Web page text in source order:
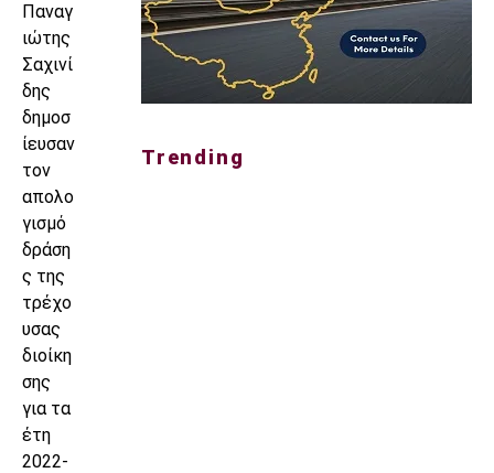
Παναγ
ιώτης
Σαχινί
δης
δημοσ
ίευσαν
τον
απολο
γισμό
δράση
ς της
τρέχο
υσας
διοίκη
σης
για τα
έτη
2022-
Trending